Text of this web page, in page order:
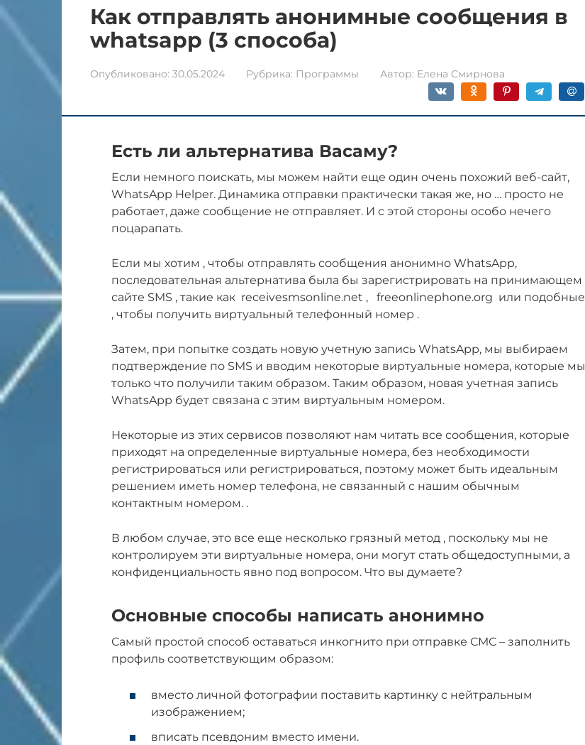
Как отправлять анонимные сообщения в
whatsapp (3 способа)
Опубликовано: 30.05.2024 Рубрика: Программы Автор: Елена Смирнова
Есть ли альтернатива Васаму?
Если немного поискать, мы можем найти еще один очень похожий веб-сайт,
WhatsApp Helper. Динамика отправки практически такая же, но … просто не
работает, даже сообщение не отправляет. И с этой стороны особо нечего
поцарапать.
Если мы хотим , чтобы отправлять сообщения анонимно WhatsApp,
последовательная альтернатива была бы зарегистрировать на принимающем
сайте SMS , такие как receivesmsonline.net , freeonlinephone.org или подобные
, чтобы получить виртуальный телефонный номер .
Затем, при попытке создать новую учетную запись WhatsApp, мы выбираем
подтверждение по SMS и вводим некоторые виртуальные номера, которые мы
только что получили таким образом. Таким образом, новая учетная запись
WhatsApp будет связана с этим виртуальным номером.
Некоторые из этих сервисов позволяют нам читать все сообщения, которые
приходят на определенные виртуальные номера, без необходимости
регистрироваться или регистрироваться, поэтому может быть идеальным
решением иметь номер телефона, не связанный с нашим обычным
контактным номером. .
В любом случае, это все еще несколько грязный метод , поскольку мы не
контролируем эти виртуальные номера, они могут стать общедоступными, а
конфиденциальность явно под вопросом. Что вы думаете?
Основные способы написать анонимно
Самый простой способ оставаться инкогнито при отправке СМС – заполнить
профиль соответствующим образом:
вместо личной фотографии поставить картинку с нейтральным
изображением;
вписать псевдоним вместо имени.